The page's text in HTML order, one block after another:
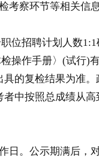
察环节等相关信息
招聘计划人数1:1
操作手册〉(试行)
的复检结果为准
中按照总成绩从高
。公示期满后，